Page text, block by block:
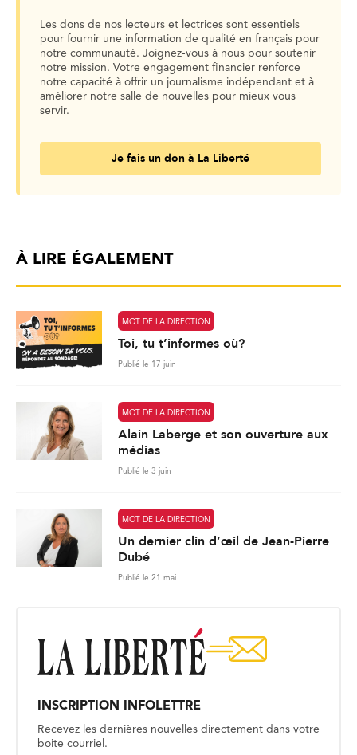
Les dons de nos lecteurs et lectrices sont essentiels
pour fournir une information de qualité en français pour
notre communauté. Joignez-vous à nous pour soutenir
notre mission. Votre engagement financier renforce
notre capacité à offrir un journalisme indépendant et à
améliorer notre salle de nouvelles pour mieux vous
servir.
Je fais un don à La Liberté
À LIRE ÉGALEMENT
MOT DE LA DIRECTION
Toi, tu t’informes où?
Publié le 17 juin
MOT DE LA DIRECTION
Alain Laberge et son ouverture aux
médias
Publié le 3 juin
MOT DE LA DIRECTION
Un dernier clin d’œil de Jean-Pierre
Dubé
Publié le 21 mai
INSCRIPTION INFOLETTRE
Recevez les dernières nouvelles directement dans votre
boite courriel.